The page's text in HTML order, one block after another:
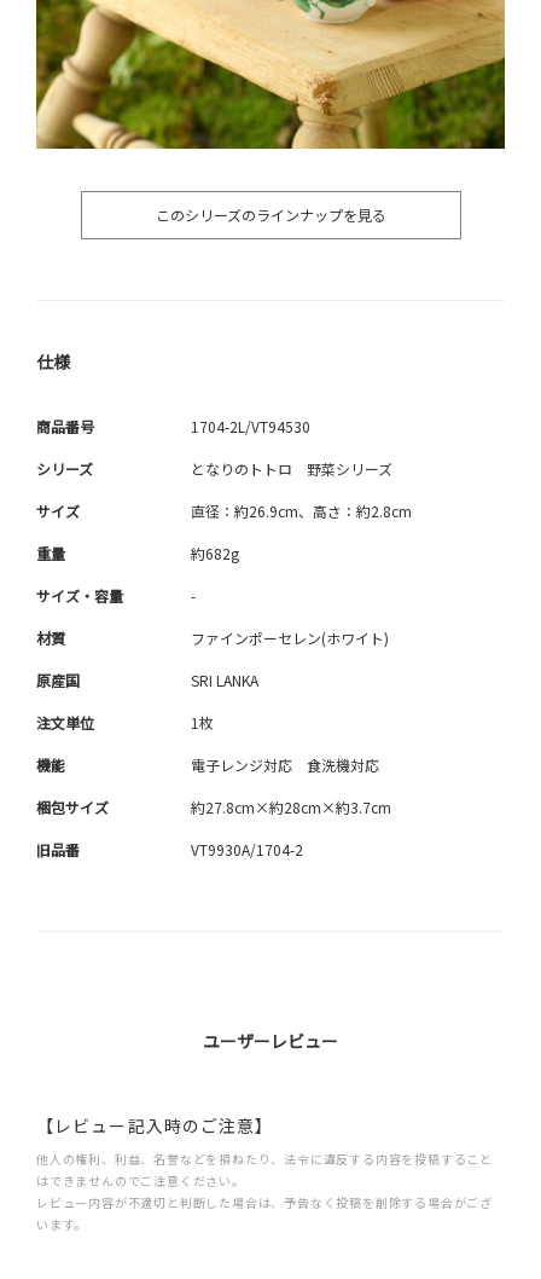
このシリーズのラインナップを見る
仕様
商品番号 1704-2L/VT94530
シリーズ となりのトトロ 野菜シリーズ
サイズ 直径：約26.9cm、高さ：約2.8cm
重量 約682g
サイズ・容量 -
材質 ファインポーセレン(ホワイト)
原産国 SRI LANKA
注文単位 1枚
機能 電子レンジ対応 食洗機対応
梱包サイズ 約27.8cm×約28cm×約3.7cm
旧品番 VT9930A/1704-2
ユーザーレビュー
【レビュー記入時のご注意】
他人の権利、利益、名誉などを損ねたり、法令に違反する内容を投稿すること
はできませんのでご注意ください。
レビュー内容が不適切と判断した場合は、予告なく投稿を削除する場合がござ
います。